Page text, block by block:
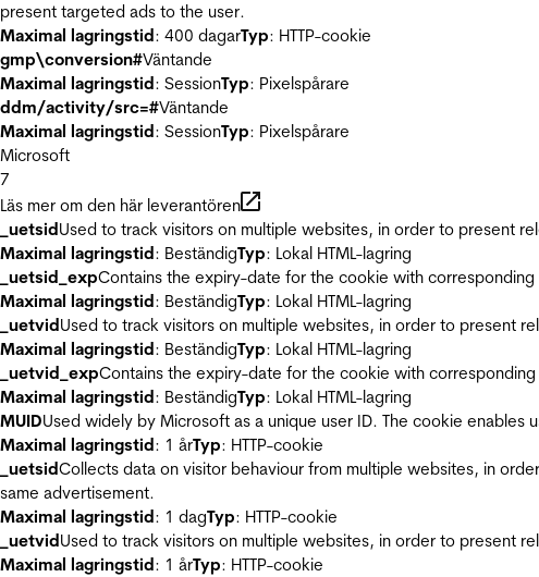
present targeted ads to the user.
Maximal lagringstid: 400 dagarTyp: HTTP-cookie
gmp\conversion#Väntande
Maximal lagringstid: SessionTyp: Pixelspårare
ddm/activity/src=#Väntande
Maximal lagringstid: SessionTyp: Pixelspårare
Microsoft
7
Läs mer om den här leverantören
_uetsidUsed to track visitors on multiple websites, in order to present
Maximal lagringstid: BeständigTyp: Lokal HTML-lagring
_uetsid_expContains the expiry-date for the cookie with corresponding
Maximal lagringstid: BeständigTyp: Lokal HTML-lagring
_uetvidUsed to track visitors on multiple websites, in order to present
Maximal lagringstid: BeständigTyp: Lokal HTML-lagring
_uetvid_expContains the expiry-date for the cookie with corresponding
Maximal lagringstid: BeständigTyp: Lokal HTML-lagring
MUIDUsed widely by Microsoft as a unique user ID. The cookie enables
Maximal lagringstid: 1 årTyp: HTTP-cookie
_uetsidCollects data on visitor behaviour from multiple websites, in
same advertisement.
Maximal lagringstid: 1 dagTyp: HTTP-cookie
_uetvidUsed to track visitors on multiple websites, in order to present
Maximal lagringstid: 1 årTyp: HTTP-cookie